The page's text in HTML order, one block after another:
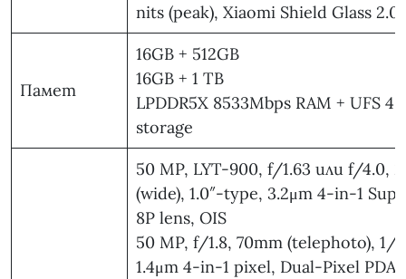
nits (peak), Xiaomi Shield Glass 2.0
Памет
16GB + 512GB
16GB + 1 TB
LPDDR5X 8533Mbps RAM + UFS
storage
50 MP, LYT-900, f/1.63 или f/4.0,
(wide), 1.0″-type, 3.2μm 4-in-1
8P lens, OIS
50 MP, f/1.8, 70mm (telephoto), 1/
1.4μm 4-in-1 pixel, Dual-Pixel